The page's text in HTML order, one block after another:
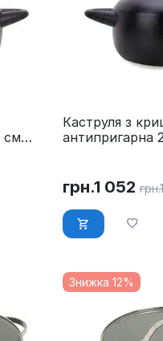
см
Каструля з
антипригарна
грн.1 052 грн.
Знижка 12%